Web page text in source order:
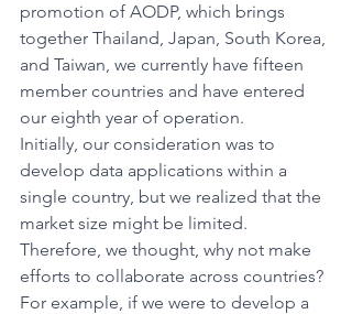
promotion of AODP, which brings
together Thailand, Japan, South Korea,
and Taiwan, we currently have fifteen
member countries and have entered
our eighth year of operation.
Initially, our consideration was to
develop data applications within a
single country, but we realized that the
market size might be limited.
Therefore, we thought, why not make
efforts to collaborate across countries?
For example, if we were to develop a